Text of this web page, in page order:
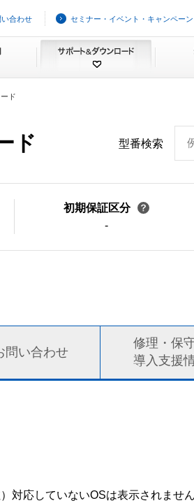
い合わせ セミナー・イベント・キャンペーン
ド
ド 型番検索
初期保証区分
-
問い合わせ
修理・保
導入支援
）対応していないOSは表示されません